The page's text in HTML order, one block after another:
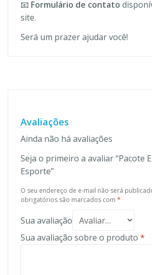
📧 Formulário de contato
site.
Será um prazer ajudar você!
Avaliações
Ainda não há avaliações
Seja o primeiro a avaliar “Pacote
Esporte”
O seu endereço de e-mail não será
obrigatórios são marcados com *
Sua avaliação
Sua avaliação sobre o produto *